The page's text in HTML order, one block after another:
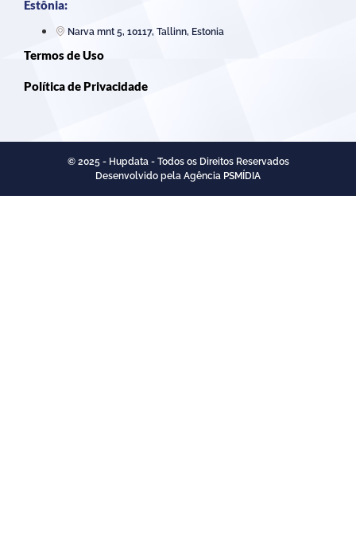
Estônia:
Narva mnt 5, 10117, Tallinn, Estonia
Termos de Uso
Política de Privacidade
© 2025 - Hupdata - Todos os Direitos Reservados
Desenvolvido pela Agência PSMÍDIA